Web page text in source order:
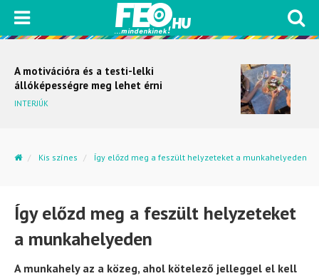
Gasztrohegy upgrade –
Badacsony magasabb sebességbe
Kis színes Így előzd meg a feszült helyzeteket a munkahelyeden
Így előzd meg a feszült helyzeteket
a munkahelyeden
A munkahely az a közeg, ahol kötelező jelleggel el kell